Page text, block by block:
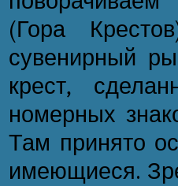
(Гора
сувенирный
крест,
номерных
Там принято
имеющиеся.